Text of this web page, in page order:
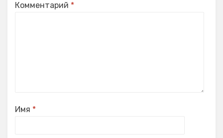
Комментарий *
Имя *